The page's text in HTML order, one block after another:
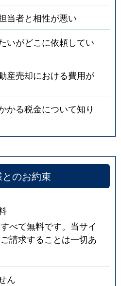
当者と相性が悪い
いがどこに依頼してい
産売却における費用が
かる税金について知り
のお約束
べて無料です。当サイ
請求することは一切あ
ん